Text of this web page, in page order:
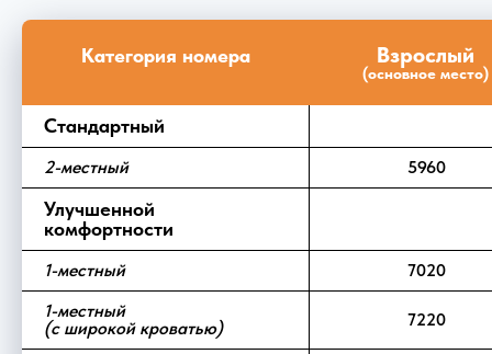
Категория номера Взрослый
(основное место)
Стандартный
2-местный 5960
Улучшенной
комфортности
1-местный
7020
1-местный
(с широкой кроватью)
7220